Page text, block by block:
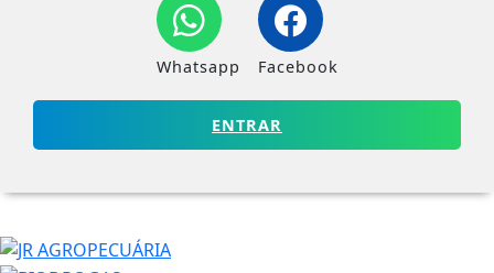
Whatsapp Facebook
ENTRAR